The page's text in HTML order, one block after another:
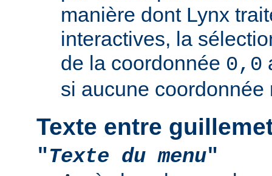
manière dont Lynx
interactives, la
de la coordonnée 0,0
si aucune
Texte entre
"Texte du menu"